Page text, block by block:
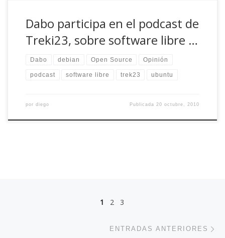
Dabo participa en el podcast de
Treki23, sobre software libre …
Dabo debian Open Source Opinión
podcast software libre trek23 ubuntu
por diego Publicada 20 octubre, 2010
Navegación de entradas
1 2 3
ENTRADAS ANTERIORES